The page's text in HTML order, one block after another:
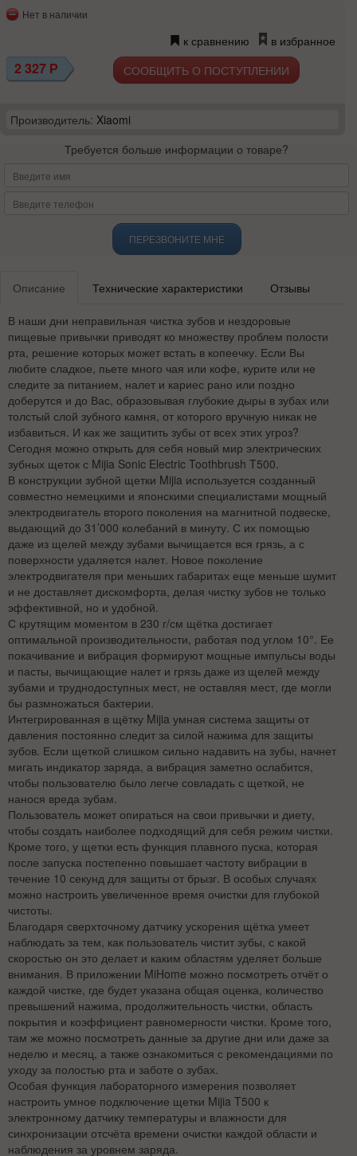
Нет в наличии
к сравнению в избранное
2 327 Р СООБЩИТЬ О ПОСТУПЛЕНИИ
Производитель: Xiaomi
Требуется больше информации о товаре?
ПЕРЕЗВОНИТЕ МНЕ
Описание Технические характеристики Отзывы
В наши дни неправильная чистка зубов и нездоровые
пищевые привычки приводят ко множеству проблем полости
рта, решение которых может встать в копеечку. Если Вы
любите сладкое, пьете много чая или кофе, курите или не
следите за питанием, налет и кариес рано или поздно
доберутся и до Вас, образовывая глубокие дыры в зубах или
толстый слой зубного камня, от которого вручную никак не
избавиться. И как же защитить зубы от всех этих угроз?
Сегодня можно открыть для себя новый мир электрических
зубных щеток с Mijia Sonic Electric Toothbrush T500.
В конструкции зубной щетки Mijia используется созданный
совместно немецкими и японскими специалистами мощный
электродвигатель второго поколения на магнитной подвеске,
выдающий до 31’000 колебаний в минуту. С их помощью
даже из щелей между зубами вычищается вся грязь, а с
поверхности удаляется налет. Новое поколение
электродвигателя при меньших габаритах еще меньше шумит
и не доставляет дискомфорта, делая чистку зубов не только
эффективной, но и удобной.
С крутящим моментом в 230 г/см щётка достигает
оптимальной производительности, работая под углом 10°. Ее
покачивание и вибрация формируют мощные импульсы воды
и пасты, вычищающие налет и грязь даже из щелей между
зубами и труднодоступных мест, не оставляя мест, где могли
бы размножаться бактерии.
Интегрированная в щётку Mijia умная система защиты от
давления постоянно следит за силой нажима для защиты
зубов. Если щеткой слишком сильно надавить на зубы, начнет
мигать индикатор заряда, а вибрация заметно ослабится,
чтобы пользователю было легче совладать с щеткой, не
нанося вреда зубам.
Пользователь может опираться на свои привычки и диету,
чтобы создать наиболее подходящий для себя режим чистки.
Кроме того, у щетки есть функция плавного пуска, которая
после запуска постепенно повышает частоту вибрации в
течение 10 секунд для защиты от брызг. В особых случаях
можно настроить увеличенное время очистки для глубокой
чистоты.
Благодаря сверхточному датчику ускорения щётка умеет
наблюдать за тем, как пользователь чистит зубы, с какой
скоростью он это делает и каким областям уделяет больше
внимания. В приложении MiHome можно посмотреть отчёт о
каждой чистке, где будет указана общая оценка, количество
превышений нажима, продолжительность чистки, область
покрытия и коэффициент равномерности чистки. Кроме того,
там же можно посмотреть данные за другие дни или даже за
неделю и месяц, а также ознакомиться с рекомендациями по
уходу за полостью рта и заботе о зубах.
Особая функция лабораторного измерения позволяет
настроить умное подключение щетки Mijia T500 к
электронному датчику температуры и влажности для
синхронизации отсчёта времени очистки каждой области и
наблюдения за уровнем заряда.